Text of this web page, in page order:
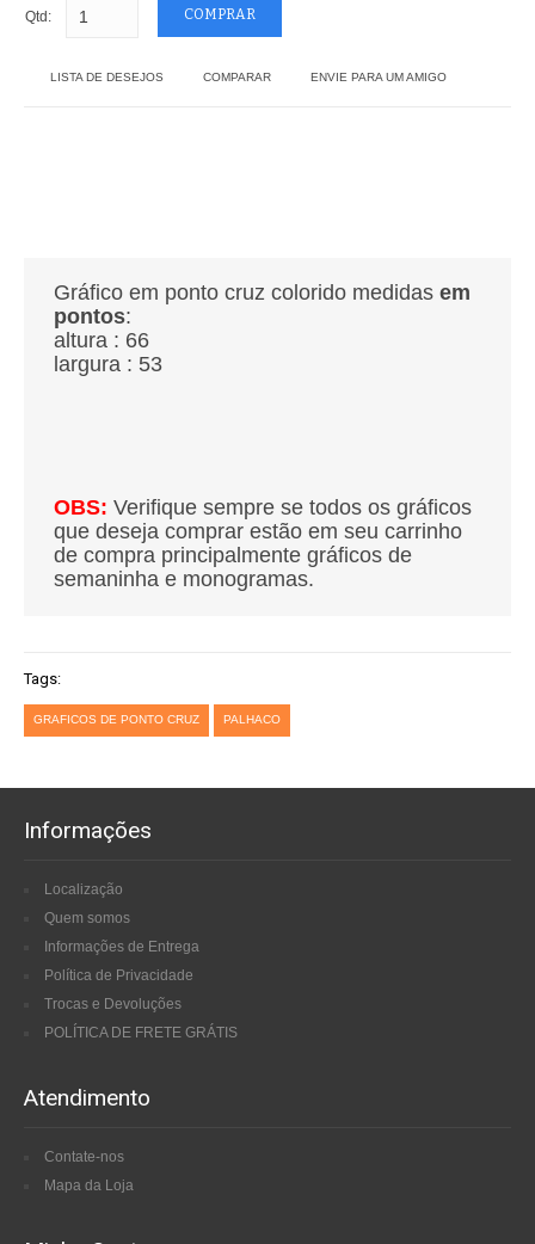
Qtd:
LISTA DE DESEJOS COMPARAR ENVIE PARA UM AMIGO
Gráfico em ponto cruz colorido medidas em
pontos:
altura : 66
largura : 53
OBS: Verifique sempre se todos os gráficos
que deseja comprar estão em seu carrinho
de compra principalmente gráficos de
semaninha e monogramas.
Tags:
GRAFICOS DE PONTO CRUZ PALHACO
Informações
Localização
Quem somos
Informações de Entrega
Política de Privacidade
Trocas e Devoluções
POLÍTICA DE FRETE GRÁTIS
Atendimento
Contate-nos
Mapa da Loja